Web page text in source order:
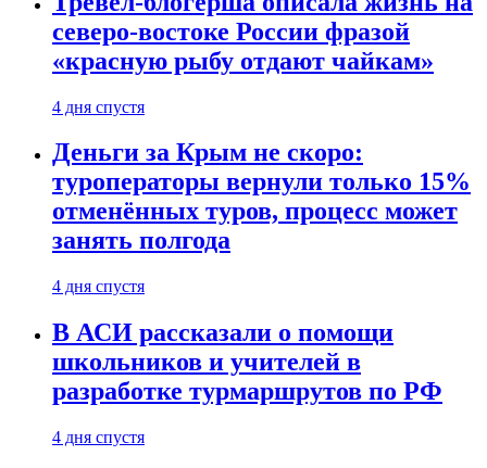
северо-востоке России фразой
«красную рыбу отдают чайкам»
4 дня спустя
Деньги за Крым не скоро:
туроператоры вернули только 15%
отменённых туров, процесс может
занять полгода
4 дня спустя
В АСИ рассказали о помощи
школьников и учителей в
разработке турмаршрутов по РФ
4 дня спустя